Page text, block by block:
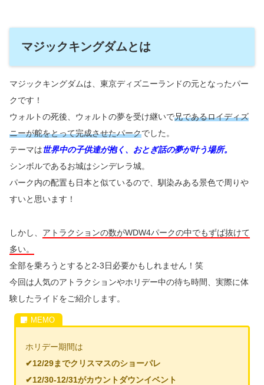
マジックキングダムとは
マジックキングダムは、東京ディズニーランドの元となったパー
クです！
ウォルトの死後、ウォルトの夢を受け継いで兄であるロイディズ
ニーが舵をとって完成させたパークでした。
テーマは世界中の子供達が抱く、おとぎ話の夢が叶う場所。
シンボルであるお城はシンデレラ城。
パーク内の配置も日本と似ているので、馴染みある景色で周りや
すいと思います！
しかし、 アトラクションの数がWDW4パークの中でもずば抜けて
多い。
全部を乗ろうとすると2-3日必要かもしれません！笑
今回は人気のアトラクションやホリデー中の待ち時間、実際に体
験したライドをご紹介します。
ホリデー期間は
✔︎12/29までクリスマスのショーパレ
✔︎12/30-12/31がカウントダウンイベント